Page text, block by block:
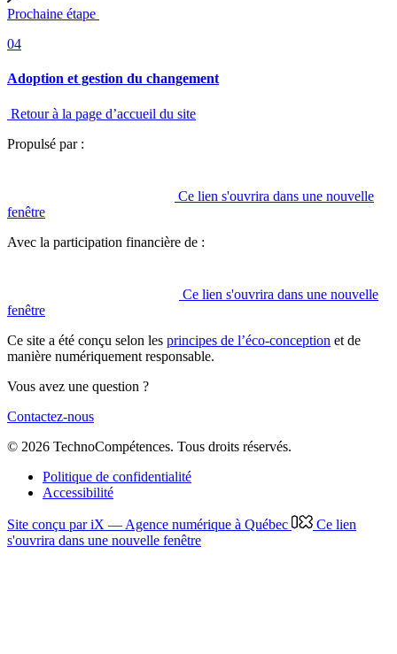
Prochaine étape
04
Adoption et gestion du changement
Retour à la page d’accueil du site
Propulsé par :
Ce lien s'ouvrira dans une nouvelle
fenêtre
Avec la participation financière de :
Ce lien s'ouvrira dans une nouvelle
fenêtre
Ce site a été conçu selon les principes de l’éco-conception et de
manière numériquement responsable.
Vous avez une question ?
Contactez-nous
© 2026 TechnoCompétences. Tous droits réservés.
Politique de confidentialité
Accessibilité
Site conçu par iX — Agence numérique à Québec
Ce lien
s'ouvrira dans une nouvelle fenêtre